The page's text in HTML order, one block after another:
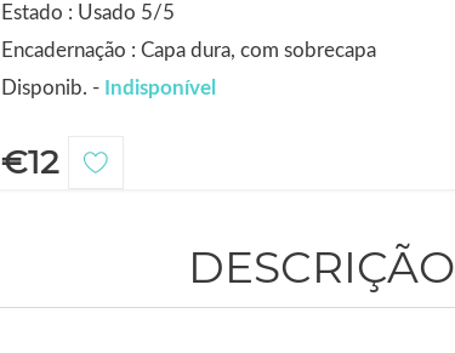
Estado : Usado 5/5
Encadernação : Capa dura, com sobrecapa
Disponib. - Indisponível
€12
DESCRIÇÃO